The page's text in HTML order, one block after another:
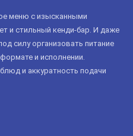
меню с изысканными
и стильный кенди-бар. И даже
силу организовать питание
и исполнении.
и аккуратность подачи